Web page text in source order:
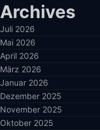
Archives
Juli 2026
Mai 2026
April 2026
März 2026
Januar 2026
Dezember 2025
November 2025
Oktober 2025